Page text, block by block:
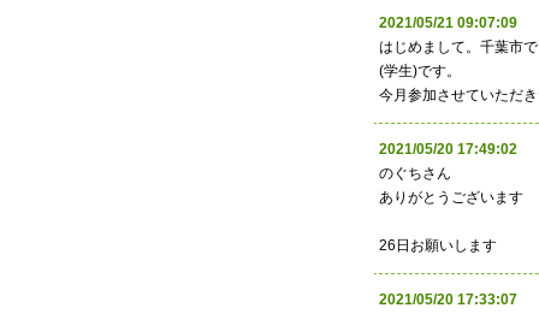
2021/05/21 09:07:09
はじめまして。千葉市
(学生)です。
今月参加させていただ
2021/05/20 17:49:02
のぐちさん
ありがとうございます
26日お願いします
2021/05/20 17:33:07